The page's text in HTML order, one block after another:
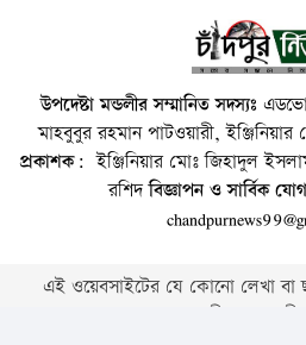
উপদেষ্টা মন্ডলীর সম্মানিত সদস্যঃ
মাহবুবুর রহমান পাটওয়ারী,
প্রকাশক: ইঞ্জিনিয়ার মোঃ জিহাদুল
রশিদবিজ্ঞাপন ও সার্বিক
এই ওয়েবসাইটের যে কোনো লেখা বা
স্বীকার বাঞ্চনীয়